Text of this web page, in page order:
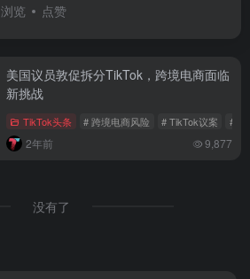
浏览 点赞
美国议员敦促拆分TikTok，跨境电商面临
新挑战
TikTok头条 # 跨境电商风险 # TikTok议案 # 关
2年前 9,877
没有了